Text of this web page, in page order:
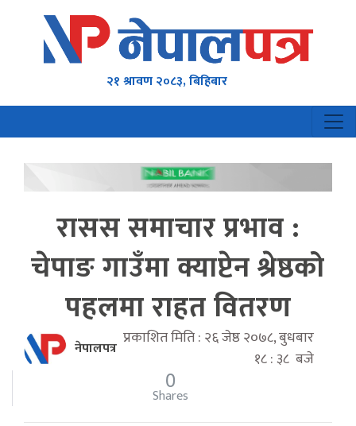
२१ श्रावण २०८३, बिहिबार
रासस समाचार प्रभाव :
चेपाङ गाउँमा क्याप्टेन श्रेष्ठको
पहलमा राहत वितरण
नेपालपत्र प्रकाशित मिति : २६ जेष्ठ २०७८, बुधबार
१८ : ३८ बजे
0
Shares